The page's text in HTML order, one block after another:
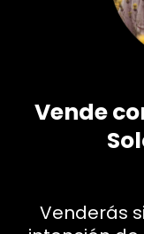
Vende
Venderás